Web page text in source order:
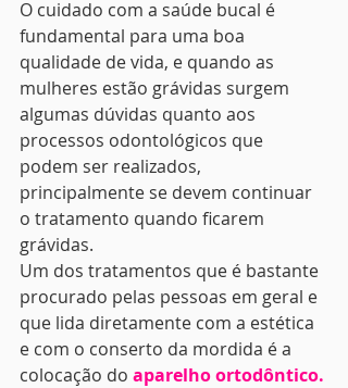
O cuidado com a saúde bucal é
fundamental para uma boa
qualidade de vida, e quando as
mulheres estão grávidas surgem
algumas dúvidas quanto aos
processos odontológicos que
podem ser realizados,
principalmente se devem continuar
o tratamento quando ficarem
grávidas.
Um dos tratamentos que é bastante
procurado pelas pessoas em geral e
que lida diretamente com a estética
e com o conserto da mordida é a
colocação do aparelho ortodôntico.